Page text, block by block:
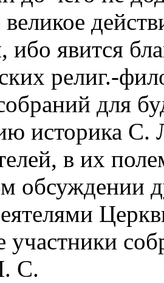
великое
ибо явится
религ.-
для
историка С.
в их
обсуждении
участники
С.